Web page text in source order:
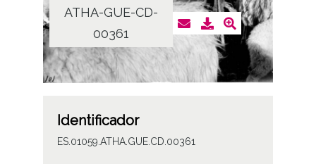
ATHA-GUE-CD-
00361
Identificador
ES.01059.ATHA.GUE.CD.00361